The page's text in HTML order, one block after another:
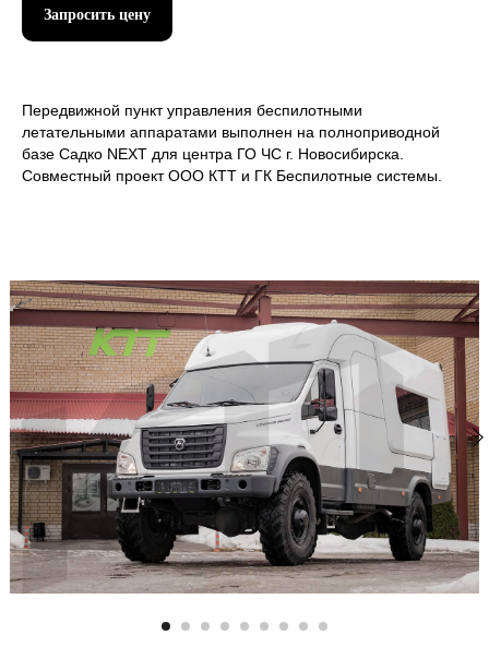
+7
Отправить
Запросить цену
Передвижной пункт управления беспилотными
летательными аппаратами выполнен на полноприводной
базе Садко NEXT для центра ГО ЧС г. Новосибирска.
Совместный проект ООО КТТ и ГК Беспилотные системы.